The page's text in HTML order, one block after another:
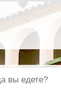
вы едете?